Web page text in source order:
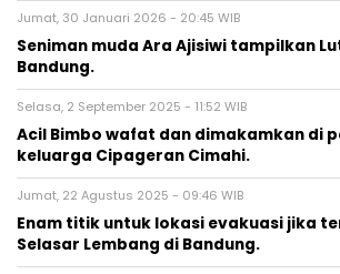
Jumat, 30 Januari 2026 - 20:45 WIB
Seniman muda Ara Ajisiwi tampilkan
Bandung.
Selasa, 2 September 2025 - 11:52 WIB
Acil Bimbo wafat dan dimakamkan di
keluarga Cipageran Cimahi.
Jumat, 22 Agustus 2025 - 09:46 WIB
Enam titik untuk lokasi evakuasi jika
Selasar Lembang di Bandung.